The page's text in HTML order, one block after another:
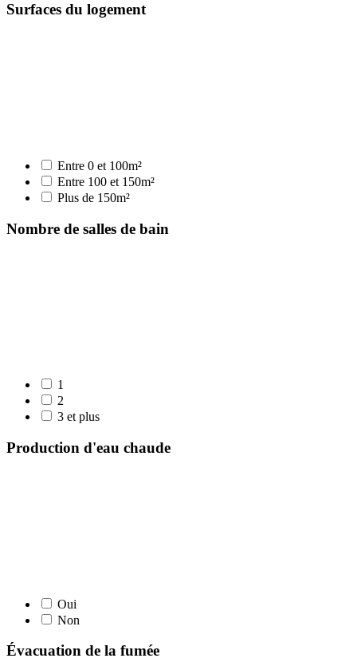
Surfaces du logement
Entre 0 et 100m²
Entre 100 et 150m²
Plus de 150m²
Nombre de salles de bain
1
2
3 et plus
Production d'eau chaude
Oui
Non
Évacuation de la fumée